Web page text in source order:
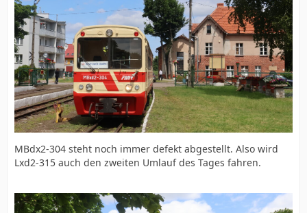
MBdx2-304 steht noch immer defekt abgestellt. Also wird
Lxd2-315 auch den zweiten Umlauf des Tages fahren.